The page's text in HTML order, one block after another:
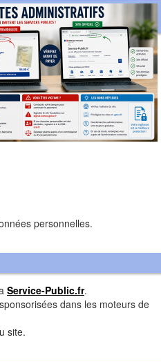
personnelles.
Service-Public.fr.
dans les moteurs de
site.